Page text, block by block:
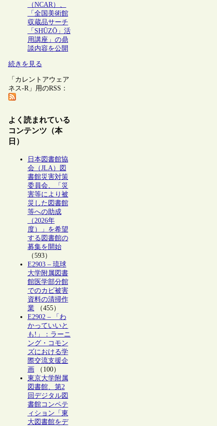
（NCAR）、
「全国美術館
収蔵品サーチ
「SHŪZŌ」活
用講座」の鼎
談内容を公開
続きを見る
「カレントアウェア
ネス-R」用のRSS：
よく読まれている
コンテンツ（本
日）
日本図書館協
会（JLA）図
書館災害対策
委員会、「災
害等により被
災した図書館
等への助成
（2026年
度）」を希望
する図書館の
募集を開始
（593）
E2903 – 琉球
大学附属図書
館医学部分館
でのカビ被害
資料の清掃作
業（455）
E2902 – 「わ
かっていいと
も!」：ラーニ
ング・コモン
ズにおける学
際交流支援企
画（100）
東京大学附属
図書館、第2
回デジタル図
書館コンペテ
ィション「東
大図書館をデ